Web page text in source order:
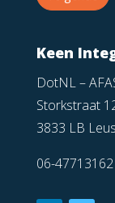
Keen
DotNL –
Storkstraat
3833 LB
06-47713162